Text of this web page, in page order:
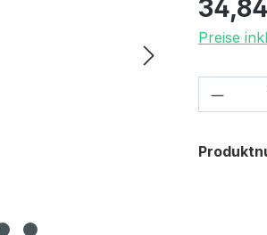
Preise